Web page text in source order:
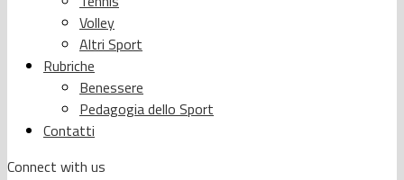
Volley
Altri Sport
Rubriche
Benessere
Pedagogia dello Sport
Contatti
Connect with us